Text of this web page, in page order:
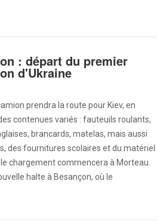
: départ du premier
d'Ukraine
prendra la route pour Kiev, en
contenues variés : fauteuils roulants,
brancards, matelas, mais aussi
des fournitures scolaires et du matériel
chargement commencera à Morteau.
halte à Besançon, où le